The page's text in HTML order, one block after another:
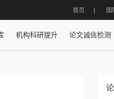
首页 国
机构科研提升 论文诚信检测